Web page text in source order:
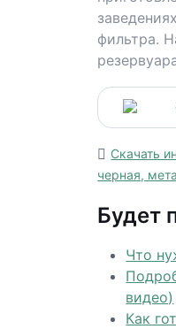
фильтра.
Скачать
черная,
Будет
Что
видео)
Как